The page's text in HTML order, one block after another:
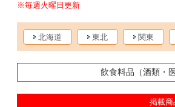
※毎週火曜日更新
北海道 東北 関東
飲食料品（酒類・
掲載商